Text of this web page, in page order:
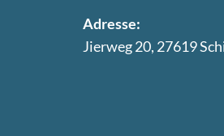
Adresse:
Jierweg 20, 27619